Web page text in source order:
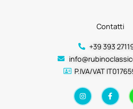
Contatti
+39 393
P.IVA/VAT
I
n
s
F
a
c